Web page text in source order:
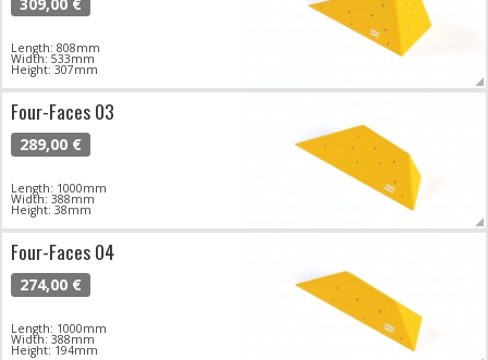
Length: 808mm
Width: 533mm
Height: 307mm
Four-Faces 03
289,00 €
Length: 1000mm
Width: 388mm
Height: 38mm
Four-Faces 04
274,00 €
Length: 1000mm
Width: 388mm
Height: 194mm